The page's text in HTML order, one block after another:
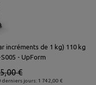
incréments de 1 kg) 110 kg
- UpForm
derniers jours: 1 742,00 €
€